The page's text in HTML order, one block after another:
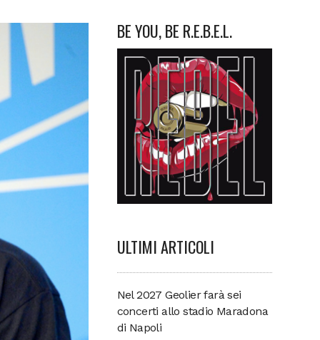
BE YOU, BE R.E.B.E.L.
ULTIMI ARTICOLI
Nel 2027 Geolier farà sei
concerti allo stadio Maradona
di Napoli